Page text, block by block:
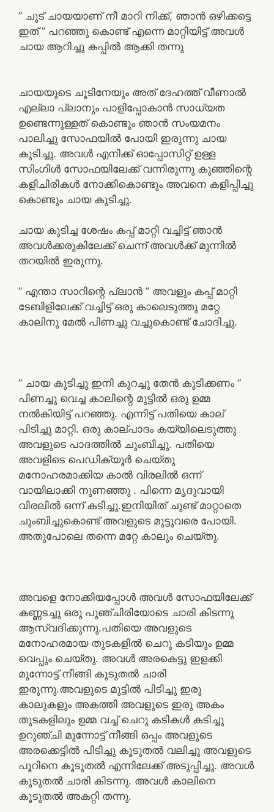
” ചൂട് ചായയാണ് നീ മാറി നിക്ക്, ഞാൻ ഒഴിക്കട്ടെ
ഇത് ” പറഞ്ഞു കൊണ്ട് എന്നെ മാറ്റിയിട്ട് അവൾ
ചായ ആറിച്ചു കപ്പിൽ ആക്കി തന്നു
ചായയുടെ ചൂടിനേയും അത് ദേഹത്ത് വീണാൽ
എല്ലാ പ്ലാനും പാളിപ്പോകാൻ സാധ്യത
ഉണ്ടെന്നുള്ളത് കൊണ്ടും ഞാൻ സംയമനം
പാലിച്ചു സോഫയിൽ പോയി ഇരുന്നു ചായ
കുടിച്ചു. അവൾ എനിക്ക് ഓപ്പോസിറ്റ് ഉള്ള
സിംഗിൾ സോഫയിലേക്ക് വന്നിരുന്നു കുഞ്ഞിന്റെ
കളിചിരികൾ നോക്കികൊണ്ടും അവനെ കളിപ്പിച്ചു
കൊണ്ടും ചായ കുടിച്ചു.
ചായ കുടിച്ച ശേഷം കപ്പ് മാറ്റി വച്ചിട്ട് ഞാൻ
അവൾക്കരുകിലേക്ക് ചെന്ന് അവൾക്ക് മുന്നിൽ
തറയിൽ ഇരുന്നു.
” എന്താ സാറിന്റെ പ്ലാൻ ” അവളും കപ്പ് മാറ്റി
ടേബിളിലേക്ക് വച്ചിട്ട് ഒരു കാലെടുത്തു മറ്റേ
കാലിനു മേൽ പിണച്ചു വച്ചുകൊണ്ട് ചോദിച്ചു.
” ചായ കുടിച്ചു ഇനി കുറച്ചു തേൻ കുടിക്കണം ”
പിണച്ചു വെച്ച കാലിന്റെ മുട്ടിൽ ഒരു ഉമ്മ
നൽകിയിട്ട് പറഞ്ഞു. എന്നിട്ട് പതിയെ കാല്
പിടിച്ചു മാറ്റി. ഒരു കാല്പാദം കയ്യിലെടുത്തു
അവളുടെ പാദത്തിൽ ചുംബിച്ചു. പതിയെ
അവളിടെ പെഡിക്യൂർ ചെയ്തു
മനോഹരമാക്കിയ കാൽ വിരലിൽ ഒന്ന്
വായിലാക്കി നുണഞ്ഞു . പിന്നെ മൃദുവായി
വിരലിൽ ഒന്ന് കടിച്ചു.ഇനിയിത് ചുണ്ട് മാറ്റാതെ
ചുംബിച്ചുകൊണ്ട് അവളുടെ മുട്ടുവരെ പോയി.
അതുപോലെ തന്നെ മറ്റേ കാലും ചെയ്തു.
അവളെ നോക്കിയപ്പോൾ അവൾ സോഫയിലേക്ക്
കണ്ണടച്ചു ഒരു പുഞ്ചിരിയോടെ ചാരി കിടന്നു
ആസ്വദിക്കുന്നു.പതിയെ അവളുടെ
മനോഹരമായ തുടകളിൽ ചെറു കടിയും ഉമ്മ
വെപ്പും ചെയ്തു. അവൾ അരകെട്ടു ഇളക്കി
മുന്നോട്ട് നീങ്ങി കൂടുതൽ ചാരി
ഇരുന്നു.അവളുടെ മുട്ടിൽ പിടിച്ചു ഇരു
കാലുകളും അകത്തി അവളുടെ ഇരു അകം
തുടകളിലും ഉമ്മ വച്ച് ചെറു കടികൾ കടിച്ചു
ഉറുഞ്ചി മുന്നോട്ട് നീങ്ങി ഒപ്പം അവളുടെ
അരക്കെട്ടിൽ പിടിച്ചു കൂടുതൽ വലിച്ചു അവളുടെ
പൂറിനെ കൂടുതൽ എന്നിലേക്ക് അടുപ്പിച്ചു. അവൾ
കൂടുതൽ ചാരി കിടന്നു. അവൾ കാലിനെ
കൂടുതൽ അകറ്റി തന്നു.